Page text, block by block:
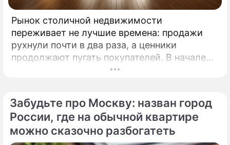
Рынок столичной недвижимости
переживает не лучшие времена: продажи
рухнули почти в два раза, а ценники
продолжают пугать покупателей. В начале
2026 года московские новостройки
Забудьте про Москву: назван город
России, где на обычной квартире
можно сказочно разбогатеть